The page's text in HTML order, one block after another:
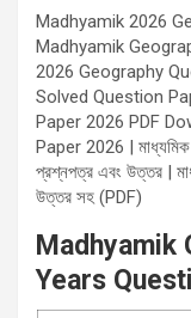
Madhyamik 2026
Madhyamik
2026 Geography
Solved Question
Paper 2026 PDF
Paper 2026 |
প্রশ্নপত্র এবং উত্তর |
উত্তর সহ (PDF)
Madhyamik
Years